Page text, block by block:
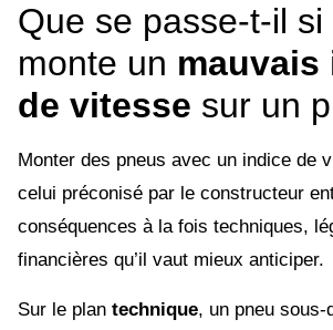
Que se passe-t-il si
monte un mauvais
de vitesse sur un
Monter des pneus avec un indice de
celui préconisé par le constructeur
conséquences à la fois techniques,
financières qu’il vaut mieux anticiper.
Sur le plan technique, un pneu sous-